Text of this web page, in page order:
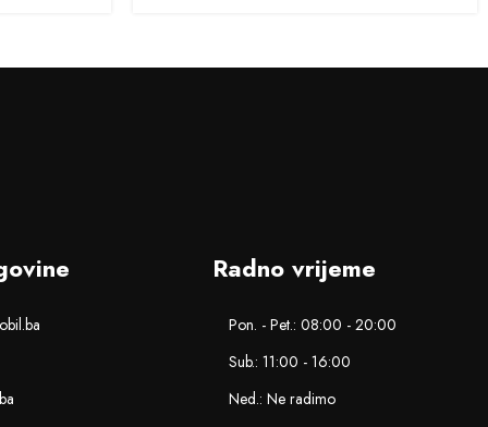
Radno vrijeme
Pon. - Pet.: 08:00 - 20:00
Sub.: 11:00 - 16:00
Ned.: Ne radimo